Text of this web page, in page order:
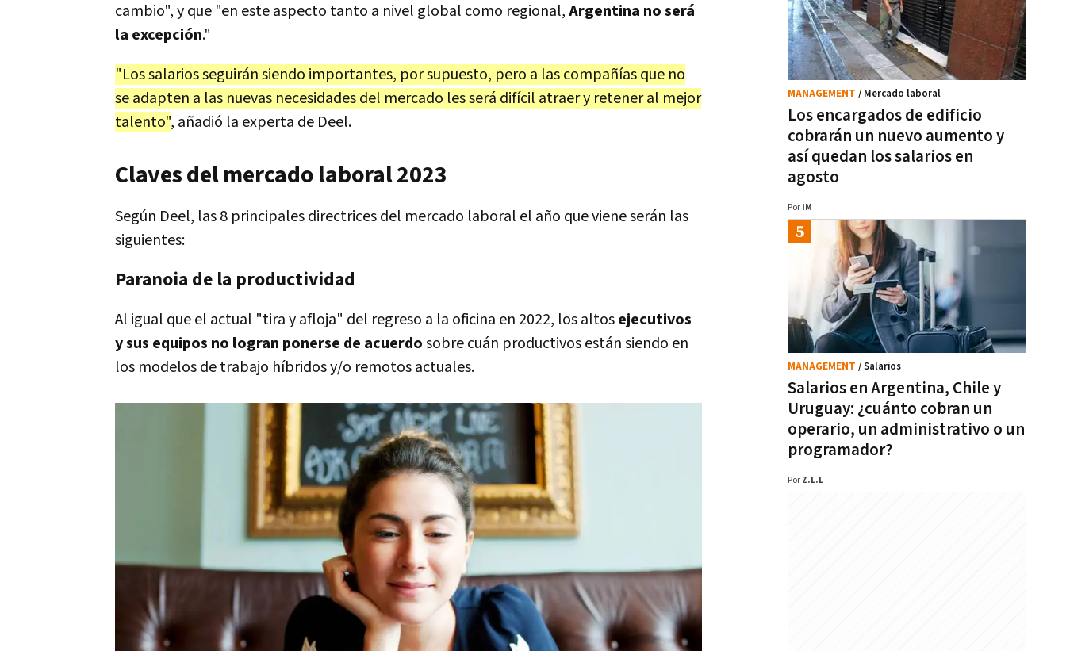
cambio", y que "en este aspecto tanto a nivel global como regional,Argentina no será
la excepción."
"Los salarios seguirán siendo importantes, por supuesto, pero a las compañías que no
se adapten a las nuevas necesidades del mercado les será difícil atraer y retener al mejor
talento", añadió la experta de Deel.
Claves del mercado laboral 2023
Según Deel, las 8 principales directrices del mercado laboral el año que viene serán las
siguientes:
Paranoia de la productividad
Al igual que el actual "tira y afloja" del regreso a la oficina en 2022, los altosejecutivos
y sus equipos no logran ponerse de acuerdosobre cuán productivos están siendo en
los modelos de trabajo híbridos y/o remotos actuales.
Los encargados de edificio
cobrarán un nuevo aumento y
así quedan los salarios en
agosto
MANAGEMENT / Mercado laboral
Por IM
Salarios en Argentina, Chile y
Uruguay: ¿cuánto cobran un
operario, un administrativo o un
programador?
MANAGEMENT / Salarios
Por Z.L.L